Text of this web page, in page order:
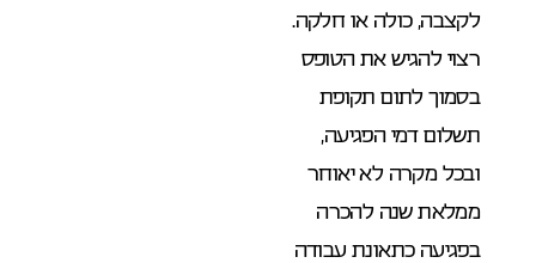
לקצבה, כולה או חלקה.
רצוי להגיש את הטופס
בסמוך לתום תקופת
תשלום דמי הפגיעה,
ובכל מקרה לא יאוחר
ממלאת שנה להכרה
בפגיעה כתאונת עבודה